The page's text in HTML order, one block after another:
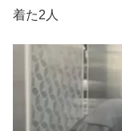
着た2人